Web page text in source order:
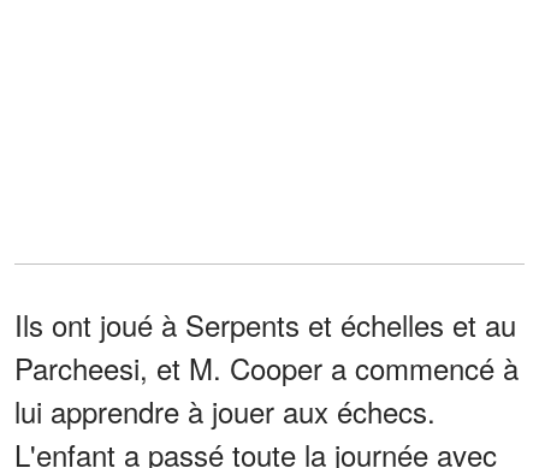
Ils ont joué à Serpents et échelles et au
Parcheesi, et M. Cooper a commencé à
lui apprendre à jouer aux échecs.
L'enfant a passé toute la journée avec